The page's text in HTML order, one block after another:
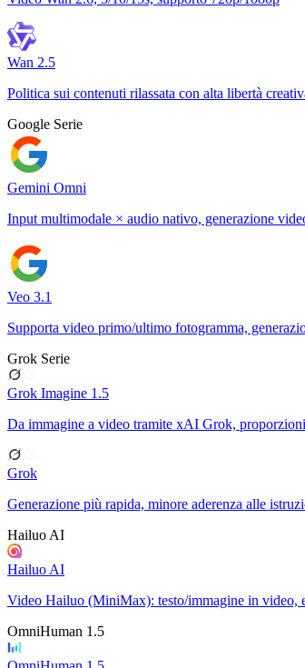
Wan 2.5
Politica sui contenuti rilassata con alta libertà
Google Serie
Gemini Omni
Input multimodale × audio nativo, generazione
Veo 3.1
Supporta video primo/ultimo fotogramma,
Grok Serie
Grok Imagine 1.5
Da immagine a video tramite xAI Grok,
Grok
Generazione più rapida, minore aderenza alle
Hailuo AI
Hailuo AI
Video Hailuo (MiniMax): testo/immagine in video,
OmniHuman 1.5